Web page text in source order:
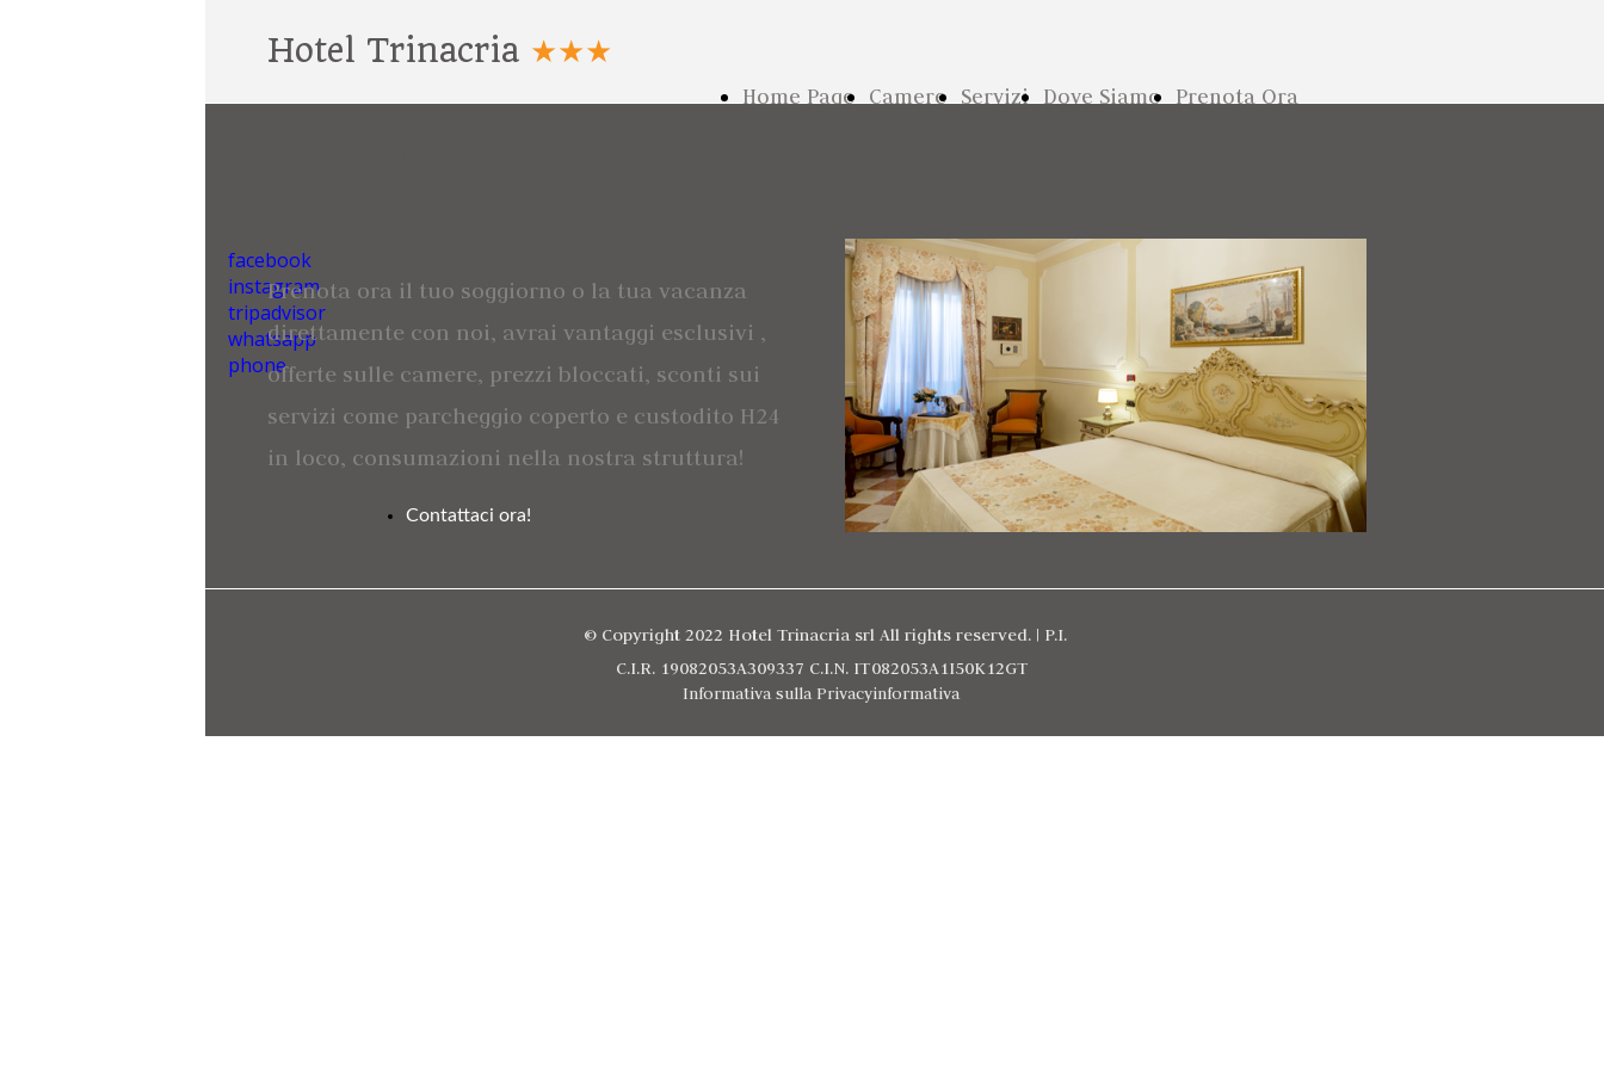
© Copyright 2022 Hotel Trinacria srl All rights reserved. | P.I.
C.I.R. 19082053A309337 C.I.N. IT082053A1I50K12GT
Hotel Trinacria ★★★
Home Page Camere Servizi Dove Siamo Prenota Ora
Informativa sulla Privacyinformativa
facebook
instagram
tripadvisor
whatsapp
phone
Prenota ora il tuo soggiorno o la tua vacanza
direttamente con noi, avrai vantaggi esclusivi ,
offerte sulle camere, prezzi bloccati, sconti sui
servizi come parcheggio coperto e custodito H24
in loco, consumazioni nella nostra struttura!
Contattaci ora!